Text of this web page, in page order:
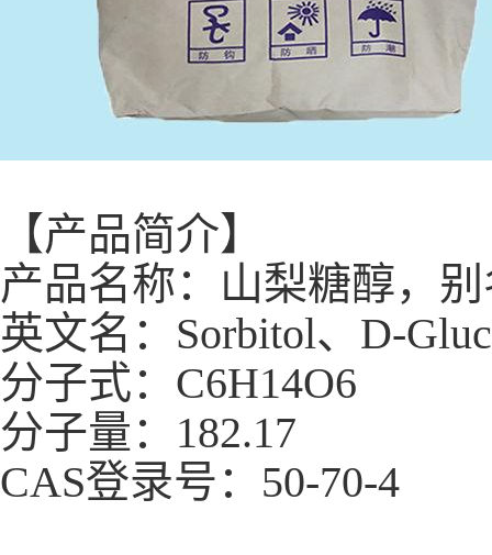
【产品简介】
产品名称：山梨糖醇，
英文名：Sorbitol、D-
分子式：C6H14O6
分子量：182.17
CAS登录号：50-70-4